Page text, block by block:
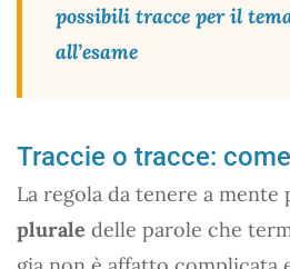
possibili tracce per il
all’esame
Traccie o tracce:
La regola da tenere a mente
plurale delle parole che